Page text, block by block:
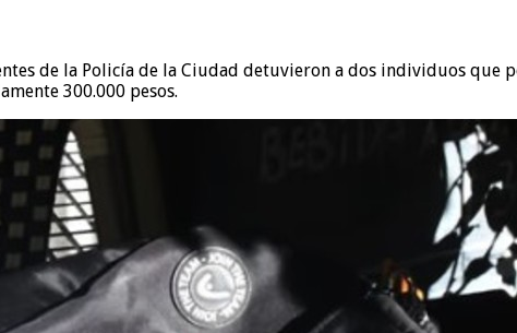
de la Policía de la Ciudad detuvieron a dos individuos
300.000 pesos.